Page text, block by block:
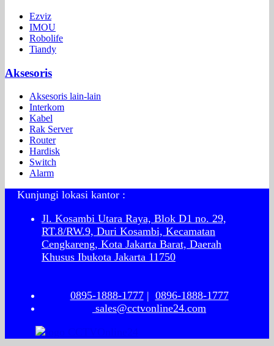
Ezviz
IMOU
Robolife
Tiandy
Aksesoris
Aksesoris lain-lain
Interkom
Kabel
Rak Server
Router
Hardisk
Switch
Alarm
Kunjungi lokasi kantor :
Jl. Kosambi Utara Raya, Blok D1 no. 29,
RT.8/RW.9, Duri Kosambi, Kecamatan
Cengkareng, Kota Jakarta Barat, Daerah
Khusus Ibukota Jakarta 11750
0895-1888-1777| 0896-1888-1777
sales@cctvonline24.com